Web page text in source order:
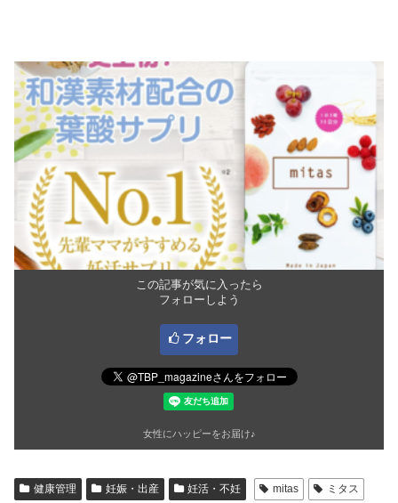
この記事が気に入ったら
フォローしよう
フォロー
女性にハッピーをお届け♪
健康管理 妊娠・出産 妊活・不妊 mitas ミタス